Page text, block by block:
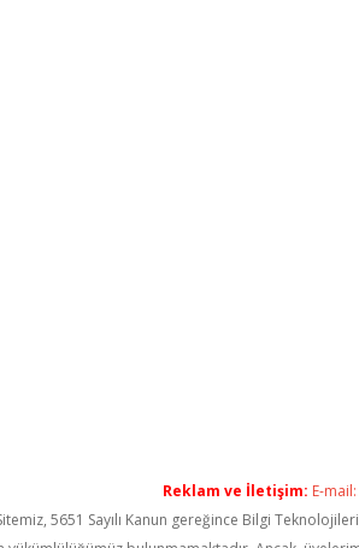
Reklam ve İletişim: E-mail:
5651 Sayılı Kanun gereğince Bilgi